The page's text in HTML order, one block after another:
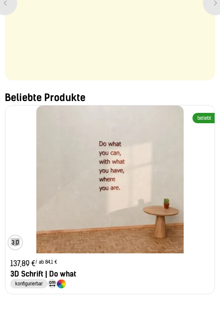
Beliebte Produkte
beliebt
137,89 €/ ab 84,1 €
3D Schrift | Do what
konfigurierbar